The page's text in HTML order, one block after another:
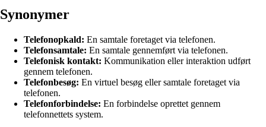
Synonymer
Telefonopkald: En samtale foretaget via telefonen.
Telefonsamtale: En samtale gennemført via telefonen.
Telefonisk kontakt: Kommunikation eller interaktion udført
gennem telefonen.
Telefonbesøg: En virtuel besøg eller samtale foretaget via
telefonen.
Telefonforbindelse: En forbindelse oprettet gennem
telefonnettets system.